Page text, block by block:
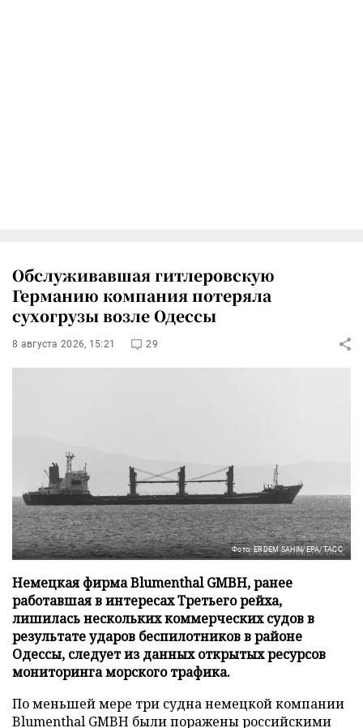
Обслуживавшая гитлеровскую
Германию компания потеряла
сухогрузы возле Одессы
8 августа 2026, 15:21 29
Фото: ERDEM SAHIN/EPA/ТАСС
Немецкая фирма Blumenthal GMBH, ранее
работавшая в интересах Третьего рейха,
лишилась нескольких коммерческих судов в
результате ударов беспилотников в районе
Одессы, следует из данных открытых ресурсов
мониторинга морского трафика.
По меньшей мере три судна немецкой компании
Blumenthal GMBH были поражены российскими